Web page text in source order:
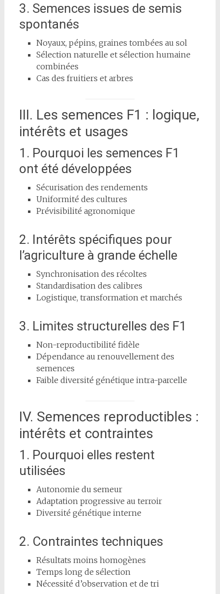
3. Semences issues de semis
spontanés
Noyaux, pépins, graines tombées au sol
Sélection naturelle et sélection humaine
combinées
Cas des fruitiers et arbres
III. Les semences F1 : logique,
intérêts et usages
1. Pourquoi les semences F1
ont été développées
Sécurisation des rendements
Uniformité des cultures
Prévisibilité agronomique
2. Intérêts spécifiques pour
l’agriculture à grande échelle
Synchronisation des récoltes
Standardisation des calibres
Logistique, transformation et marchés
3. Limites structurelles des F1
Non-reproductibilité fidèle
Dépendance au renouvellement des
semences
Faible diversité génétique intra-parcelle
IV. Semences reproductibles :
intérêts et contraintes
1. Pourquoi elles restent
utilisées
Autonomie du semeur
Adaptation progressive au terroir
Diversité génétique interne
2. Contraintes techniques
Résultats moins homogènes
Temps long de sélection
Nécessité d’observation et de tri